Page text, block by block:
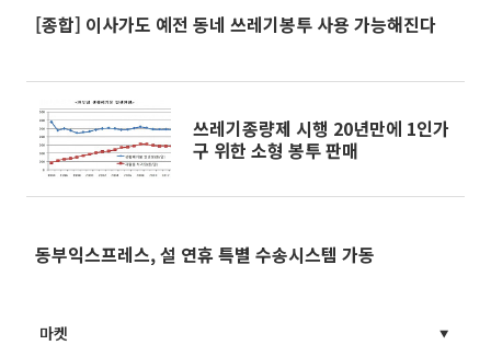
[종합] 이사가도 예전 동네 쓰레기봉투 사용 가능해진다
쓰레기종량제 시행 20년만에 1인가
구 위한 소형 봉투 판매
동부익스프레스, 설 연휴 특별 수송시스템 가동
마켓